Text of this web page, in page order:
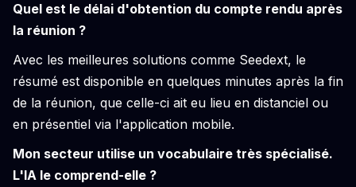
Quel est le délai d'obtention du compte rendu après
la réunion ?
Avec les meilleures solutions comme Seedext, le
résumé est disponible en quelques minutes après la fin
de la réunion, que celle-ci ait eu lieu en distanciel ou
en présentiel via l'application mobile.
Mon secteur utilise un vocabulaire très spécialisé.
L'IA le comprend-elle ?